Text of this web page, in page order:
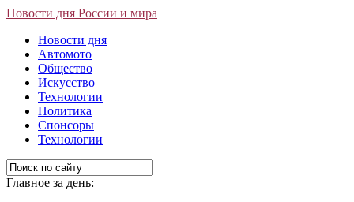
Новости дня России и мира
Новости дня
Автомото
Общество
Искусство
Технологии
Политика
Спонсоры
Технологии
Главное за день: